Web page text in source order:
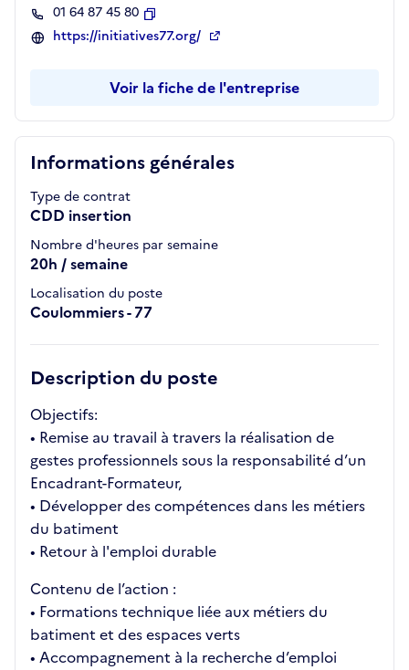
Informations générales
Type de contrat
CDD insertion
Nombre d'heures par semaine
20h / semaine
Localisation du poste
Coulommiers - 77
Description du poste
Objectifs:
• Remise au travail à travers la réalisation de
gestes professionnels sous la responsabilité d’un
Encadrant-Formateur,
• Développer des compétences dans les métiers
du batiment
• Retour à l'emploi durable
Contenu de l’action :
• Formations technique liée aux métiers du
batiment et des espaces verts
• Accompagnement à la recherche d’emploi
01 64 87 45 80
Copier
https://initiatives77.org/
Voir la fiche de l'entreprise